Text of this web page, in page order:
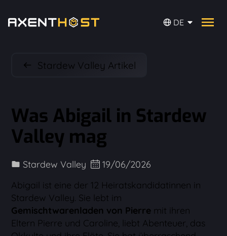
DE
Stardew Valley Artikel
Was Abigail in Stardew
Valley mag
Stardew Valley
19/06/2026
Abigail ist eine der 12 Heiratskandidatinnen in
Stardew Valley. Sie lebt im
Gemischtwarenladen von Pierre mit ihren
Eltern Pierre und Caroline, liebt Abenteuer, das